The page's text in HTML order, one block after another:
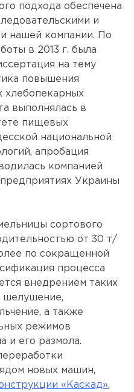
подхода обеспечена
и
нашей компании. По
в 2013 г. была
на тему
повышения
хлебопекарных
выполнялась в
пищевых
национальной
апробация
компанией
Украины
сортового
от 30 т/
по сокращенной
процесса
внедрением таких
шелушение,
а также
режимов
и его размола.
новых машин,
«Каскад»,